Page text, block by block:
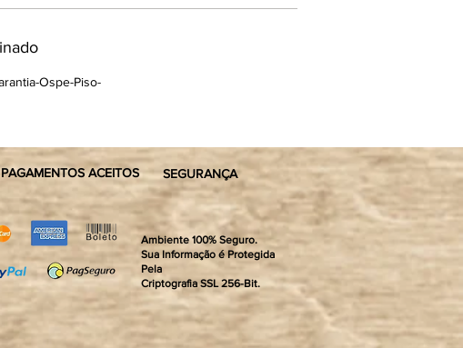
Ospe-Piso-
ACEITOS SEGURANÇA
Ambiente 100% Seguro.
Sua Informação é Protegida
Pela
Criptografia SSL 256-Bit.